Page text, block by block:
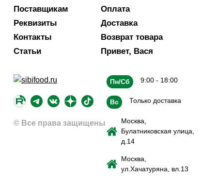
© Все права защищены
Поставщикам
Реквизиты
Контакты
Статьи
Оплата
Доставка
Возврат товара
Привет, Вася
Пн/Сб 9:00 - 18:00
Вс Только доставка
Москва,
Булатниковская улица,
д.14
Москва,
ул.Хачатуряна, вл.13